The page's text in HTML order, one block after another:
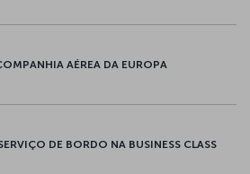
AÉREA DA EUROPA
DE BORDO NA BUSINESS CLASS